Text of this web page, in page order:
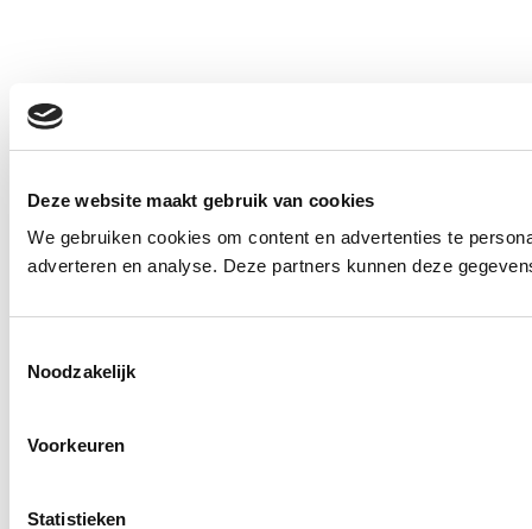
Deze website maakt gebruik van cookies
We gebruiken cookies om content en advertenties te
adverteren en analyse. Deze partners kunnen deze
Noodzakelijk
Voorkeuren
Statistieken